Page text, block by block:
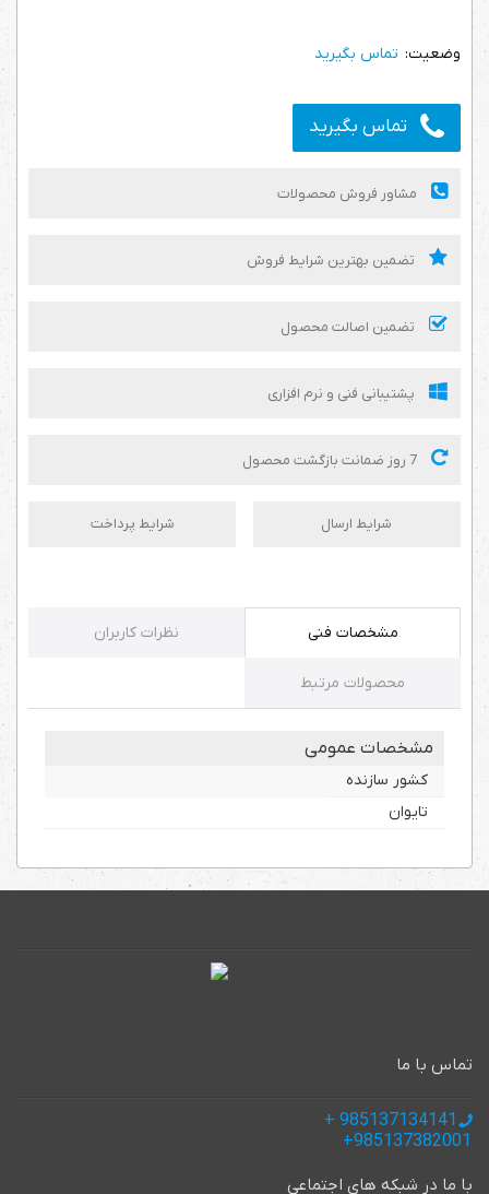
تماس بگیرید
تماس بگیرید
مشاور فروش محصولات
تضمین بهترین شرایط فروش
تضمین اصالت محصول
پشتیبانی فنی و نرم افزاری
شرایط ارسال شرایط پرداخت
مشخصات فنی نظرات کاربران
محصولات مرتبط
مشخصات عمومی
کشور سازنده
تایوان
تماس با ما
با ما در شبکه های اجتماعی